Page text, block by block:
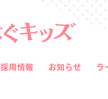
採用情報 お知らせ ラ